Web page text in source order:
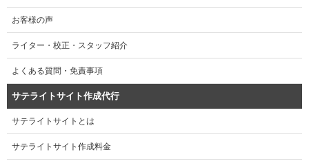
お客様の声
ライター・校正・スタッフ紹介
よくある質問・免責事項
サテライトサイト作成代行
サテライトサイトとは
サテライトサイト作成料金